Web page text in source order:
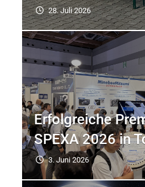
28. Juli 2026
Erfolgreiche
SPEXA 2026 in
3. Juni 2026